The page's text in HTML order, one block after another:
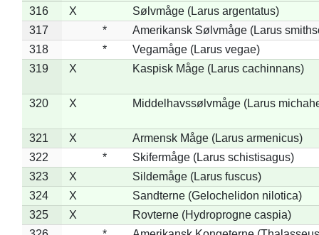
316
X
Sølvmåge (Larus argentatus)
317
*
Amerikansk Sølvmåge (Larus
318
*
Vegamåge (Larus vegae)
319
X Kaspisk Måge (Larus cachinnans)
320 X Middelhavssølvmåge (Larus
321 X
Armensk Måge (Larus armenicus)
322
*
Skifermåge (Larus schistisagus)
323
X
Sildemåge (Larus fuscus)
324
X
Sandterne (Gelochelidon nilotica)
325
X
Rovterne (Hydroprogne caspia)